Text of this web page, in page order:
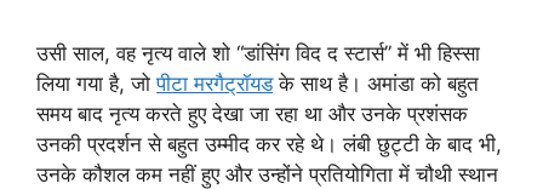
उसी साल, वह नृत्य वाले शो “डांसिंग विद द स्टार्स” में भी हिस्सा
लिया गया है, जोपीटा मरगैट्रॉयडके साथ है। अमांडा को बहुत
समय बाद नृत्य करते हुए देखा जा रहा था और उनके प्रशंसक
उनकी प्रदर्शन से बहुत उम्मीद कर रहे थे। लंबी छुट्टी के बाद भी,
उनके कौशल कम नहीं हुए और उन्होंने प्रतियोगिता में चौथी स्थान